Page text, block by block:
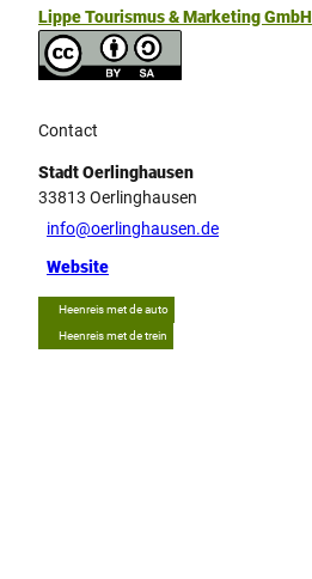
Lippe Tourismus & Marketing GmbH
Contact
Stadt Oerlinghausen
33813 Oerlinghausen
info@oerlinghausen.de
Website
Heenreis met de auto
Heenreis met de trein